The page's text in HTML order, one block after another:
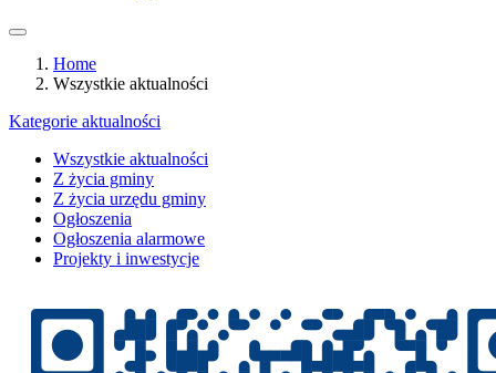
Home
Wszystkie aktualności
Kategorie aktualności
Wszystkie aktualności
Z życia gminy
Z życia urzędu gminy
Ogłoszenia
Ogłoszenia alarmowe
Projekty i inwestycje